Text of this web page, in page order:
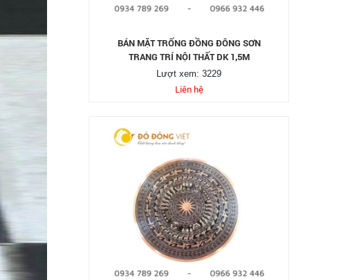
BÁN MẶT TRỐNG ĐỒNG ĐÔNG SƠN
TRANG TRÍ NỘI THẤT DK 1,5M
Lượt xem: 3229
Liên hệ